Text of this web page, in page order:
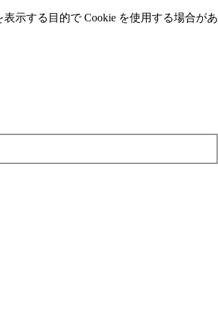
⽰する⽬的で Cookie を使⽤する場合があ